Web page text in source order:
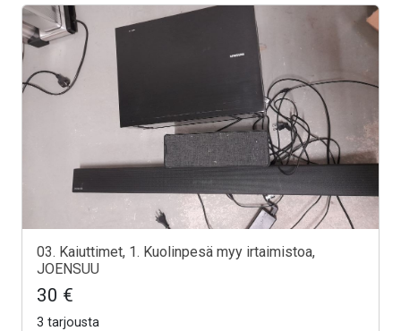
03. Kaiuttimet, 1. Kuolinpesä myy irtaimistoa,
JOENSUU
30 €
3 tarjousta